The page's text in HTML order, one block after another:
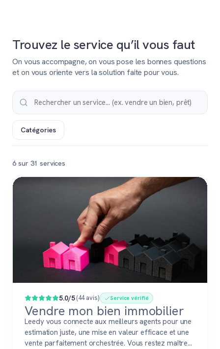
Trouvez le service qu’il vous faut
On vous accompagne, on vous pose les bonnes questions
et on vous oriente vers la solution faite pour vous.
Catégories
6 sur 31 services
Populaire
5.0/5(44 avis) Service vérifié
Vendre mon bien immobilier
Leedy vous connecte aux meilleurs agents pour une
estimation juste, une mise en valeur efficace et une
vente parfaitement orchestrée. Vous restez maître